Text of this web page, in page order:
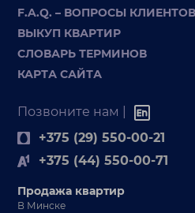
F.A.Q. – ВОПРОСЫ КЛИЕНТОВ
ВЫКУП КВАРТИР
СЛОВАРЬ ТЕРМИНОВ
КАРТА САЙТА
Позвоните нам |
+375 (29) 550-00-21
+375 (44) 550-00-71
Продажа квартир
В Минске